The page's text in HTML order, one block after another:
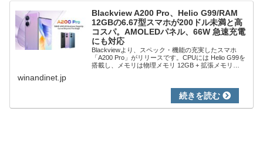
Blackview A200 Pro、Helio G99/RAM
12GBの6.67型スマホが200ドル未満と高
コスパ。AMOLEDパネル、66W 急速充電
にも対応
Blackviewより、スペック・機能の充実したスマホ
「A200 Pro」がリリースです。CPUには Helio G99を
搭載し、メモリは物理メモリ 12GB + 拡張メモリ
winandinet.jp